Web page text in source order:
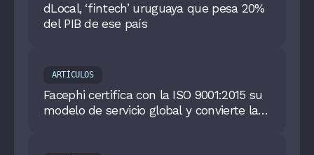
dLocal, ‘fintech’ uruguaya que pesa 20%
del PIB de ese país
ARTÍCULOS
Facephi certifica con la ISO 9001:2015 su
modelo de servicio global y convierte la